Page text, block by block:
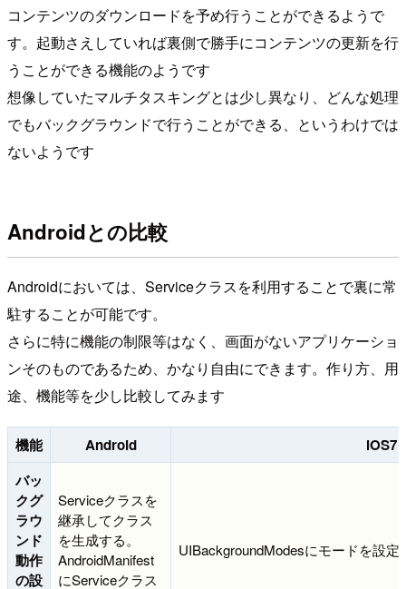
コンテンツのダウンロードを予め行うことができるようで
す。起動さえしていれば裏側で勝手にコンテンツの更新を行
うことができる機能のようです
想像していたマルチタスキングとは少し異なり、どんな処理
でもバックグラウンドで行うことができる、というわけでは
ないようです
Androidとの比較
Androidにおいては、Serviceクラスを利用することで裏に常
駐することが可能です。
さらに特に機能の制限等はなく、画面がないアプリケーショ
ンそのものであるため、かなり自由にできます。作り方、用
途、機能等を少し比較してみます
機能 Android
iOS7
バッ
クグ
ラウ
ンド
動作
の設
Serviceクラスを
継承してクラス
を生成する。
AndroidManifest
にServiceクラス
UIBackgroundModesにモードを設定